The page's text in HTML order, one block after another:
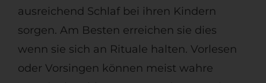
ausreichend Schlaf bei ihren Kindern
sorgen. Am Besten erreichen sie dies
wenn sie sich an Rituale halten. Vorlesen
oder Vorsingen können meist wahre